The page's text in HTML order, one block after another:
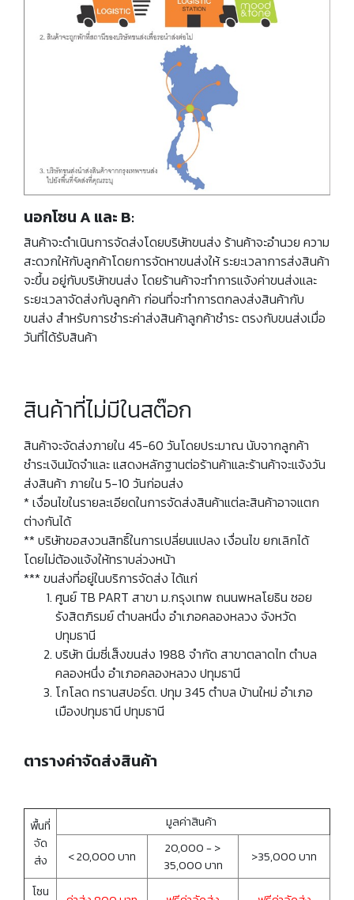
นอกโซน A และ B:
สินค้าจะดำเนินการจัดส่งโดยบริษัทขนส่ง ร้านค้าจะอำนวย ความ
สะดวกให้กับลูกค้าโดยการจัดหาขนส่งให้ ระยะเวลาการส่งสินค้า
จะขึ้น อยู่กับบริษัทขนส่ง โดยร้านค้าจะทำการแจ้งค่าขนส่งและ
ระยะเวลาจัดส่งกับลูกค้า ก่อนที่จะทำการตกลงส่งสินค้ากับ
ขนส่ง สำหรับการชำระค่าส่งสินค้าลูกค้าชำระ ตรงกับขนส่งเมื่อ
วันที่ได้รับสินค้า
สินค้าที่ไม่มีในสต๊อก
สินค้าจะจัดส่งภายใน 45-60 วันโดยประมาณ นับจากลูกค้า
ชำระเงินมัดจำและ แสดงหลักฐานต่อร้านค้าและร้านค้าจะแจ้งวัน
ส่งสินค้า ภายใน 5-10 วันก่อนส่ง
* เงื่อนไขในรายละเอียดในการจัดส่งสินค้าแต่ละสินค้าอาจแตก
ต่างกันได้
** บริษัทขอสงวนสิทธิ์ในการเปลี่ยนแปลง เงื่อนไข ยกเลิกได้
โดยไม่ต้องแจ้งให้ทราบล่วงหน้า
*** ขนส่งที่อยู่ในบริการจัดส่ง ได้แก่
ศูนย์ TB PART สาขา ม.กรุงเทพ ถนนพหลโยธิน ซอย
รังสิตภิรมย์ ตำบลหนึ่ง อำเภอคลองหลวง จังหวัด
ปทุมธานี
บริษัท นิ่มซี่เส็งขนส่ง 1988 จำกัด สาขาตลาดไท ตำบล
คลองหนึ่ง อำเภอคลองหลวง ปทุมธานี
โกโลด ทรานสปอร์ต. ปทุม 345 ตำบล บ้านใหม่ อำเภอ
เมืองปทุมธานี ปทุมธานี
ตารางค่าจัดส่งสินค้า
พื้นที่
จัด
ส่ง
มูลค่าสินค้า
< 20,000 บาท
20,000 - >
35,000 บาท
>35,000 บาท
โซน